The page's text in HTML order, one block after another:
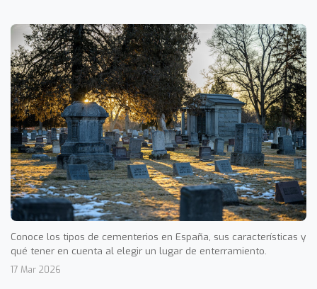
Conoce los tipos de cementerios en España, sus características y
qué tener en cuenta al elegir un lugar de enterramiento.
17 Mar 2026